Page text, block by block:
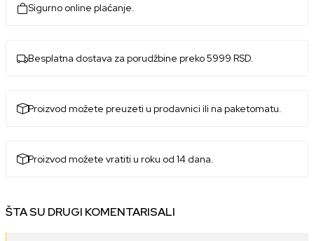
Sigurno online plaćanje.
Besplatna dostava za porudžbine preko 5999 RSD.
Proizvod možete preuzeti u prodavnici ili na paketomatu.
Proizvod možete vratiti u roku od 14 dana.
ŠTA SU DRUGI KOMENTARISALI